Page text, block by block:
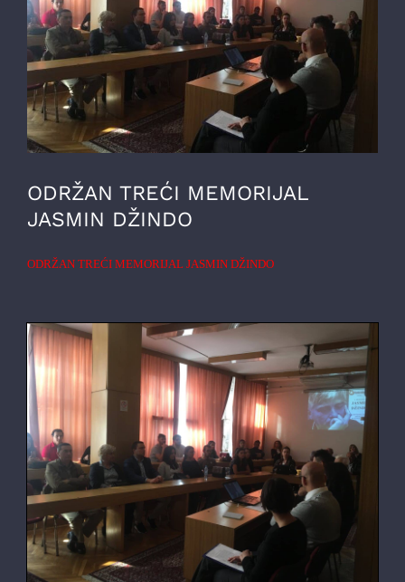
ODRŽAN TREĆI MEMORIJAL
JASMIN DŽINDO
ODRŽAN TREĆI MEMORIJAL JASMIN DŽINDO